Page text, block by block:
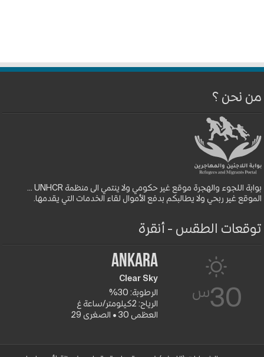
من نحن ؟
بوابة اللجوء والهجرة موقع غير حكومي ولا ينتمي الى منظمة UNHCR ...
الموقع غير ربحي ولا يطالبكم بدفع الأموال لقاء الخدمات التي يقدمها.
توقعات الطقس - أنقرة
30س
Ankara
Clear Sky
الرطوبة: 30%
الرياح: 2كيلومتر/ساعة غ
العظمى 30 • الصغرى 29